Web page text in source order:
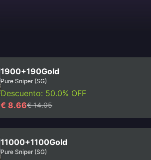
1900+190Gold
Pure Sniper (SG)
Descuento: 50.0% OFF
€ 8.66€ 14.05
11000+1100Gold
Pure Sniper (SG)